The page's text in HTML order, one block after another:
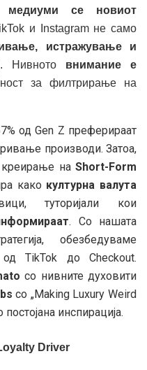
медиуми се новиот
и Instagram не само
истражување и
Нивното внимание е
за филтрирање на
од Gen Z преферираат
производи. Затоа,
на Short-Form
како културна валута
туторијали кои
. Со нашата
обезбедуваме
од TikTok до Checkout.
со нивните духовити
со „Making Luxury Weird
инспирација.
Driver